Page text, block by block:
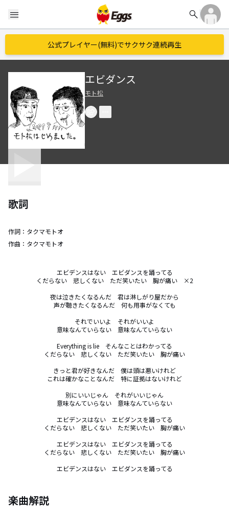
menu search
公式プレイヤー(無料)でサクサク連続再生
エビダンス
モト松
歌詞
作詞： タクマモトオ
作曲： タクマモトオ
エビデンスはない　エビダンスを踊ってる
くだらない　悲しくない　ただ笑いたい　胸が痛い　×2
夜は泣きたくなるんだ　君は淋しがり屋だから
声が聴きたくなるんだ　何も用事がなくても
それでいいよ　それがいいよ
意味なんていらない　意味なんていらない
Everything is lie　そんなことはわかってる
くだらない　悲しくない　ただ笑いたい　胸が痛い
きっと君が好きなんだ　僕は頭は悪いけれど
これは確かなことなんだ　特に証拠はないけれど
別にいいじゃん　それがいいじゃん
意味なんていらない　意味なんていらない
エビデンスはない　エビダンスを踊ってる
くだらない　悲しくない　ただ笑いたい　胸が痛い
エビデンスはない　エビダンスを踊ってる
くだらない　悲しくない　ただ笑いたい　胸が痛い
エビデンスはない　エビダンスを踊ってる
楽曲解説